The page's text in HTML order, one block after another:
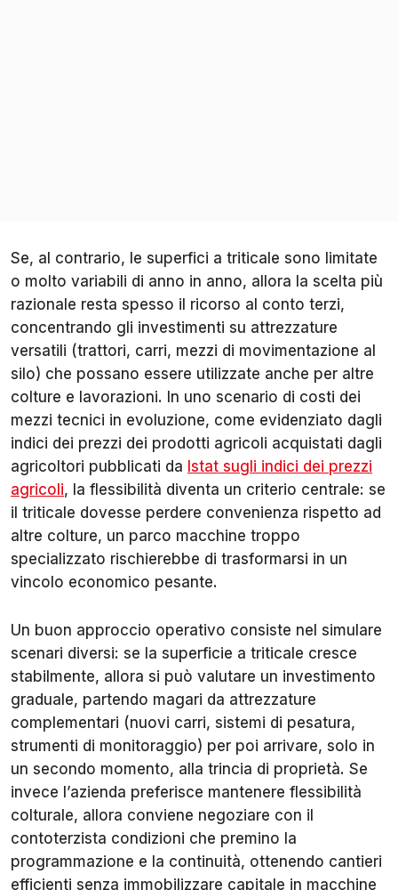
Se, al contrario, le superfici a triticale sono limitate
o molto variabili di anno in anno, allora la scelta più
razionale resta spesso il ricorso al conto terzi,
concentrando gli investimenti su attrezzature
versatili (trattori, carri, mezzi di movimentazione al
silo) che possano essere utilizzate anche per altre
colture e lavorazioni. In uno scenario di costi dei
mezzi tecnici in evoluzione, come evidenziato dagli
indici dei prezzi dei prodotti agricoli acquistati dagli
agricoltori pubblicati da Istat sugli indici dei prezzi
agricoli, la flessibilità diventa un criterio centrale: se
il triticale dovesse perdere convenienza rispetto ad
altre colture, un parco macchine troppo
specializzato rischierebbe di trasformarsi in un
vincolo economico pesante.
Un buon approccio operativo consiste nel simulare
scenari diversi: se la superficie a triticale cresce
stabilmente, allora si può valutare un investimento
graduale, partendo magari da attrezzature
complementari (nuovi carri, sistemi di pesatura,
strumenti di monitoraggio) per poi arrivare, solo in
un secondo momento, alla trincia di proprietà. Se
invece l’azienda preferisce mantenere flessibilità
colturale, allora conviene negoziare con il
contoterzista condizioni che premino la
programmazione e la continuità, ottenendo cantieri
efficienti senza immobilizzare capitale in macchine